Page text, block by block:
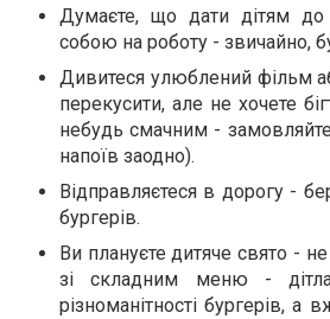
Думаєте, що дати дітям
собою на роботу - звичайно,
Дивитеся улюблений фільм
перекусити, але не хочете
небудь смачним - замовляйте
напоїв заодно).
Відправляєтеся в дорогу -
бургерів.
Ви плануєте дитяче свято -
зі складним меню -
різноманітності бургерів, а